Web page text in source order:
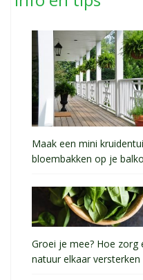
Maak een mini
bloembakken op je
Groei je mee? Hoe zorg
natuur elkaar versterken